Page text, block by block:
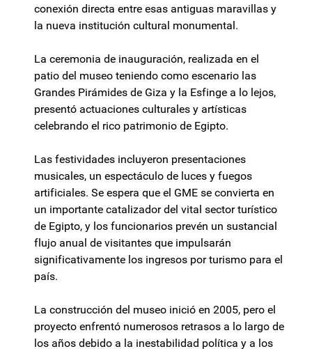
conexión directa entre esas antiguas maravillas y
la nueva institución cultural monumental.
La ceremonia de inauguración, realizada en el
patio del museo teniendo como escenario las
Grandes Pirámides de Giza y la Esfinge a lo lejos,
presentó actuaciones culturales y artísticas
celebrando el rico patrimonio de Egipto.
Las festividades incluyeron presentaciones
musicales, un espectáculo de luces y fuegos
artificiales. Se espera que el GME se convierta en
un importante catalizador del vital sector turístico
de Egipto, y los funcionarios prevén un sustancial
flujo anual de visitantes que impulsarán
significativamente los ingresos por turismo para el
país.
La construcción del museo inició en 2005, pero el
proyecto enfrentó numerosos retrasos a lo largo de
los años debido a la inestabilidad política y a los